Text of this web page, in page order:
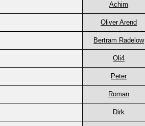
Achim
Oliver Arend
Bertram Radelow
Oli4
Peter
Roman
Dirk